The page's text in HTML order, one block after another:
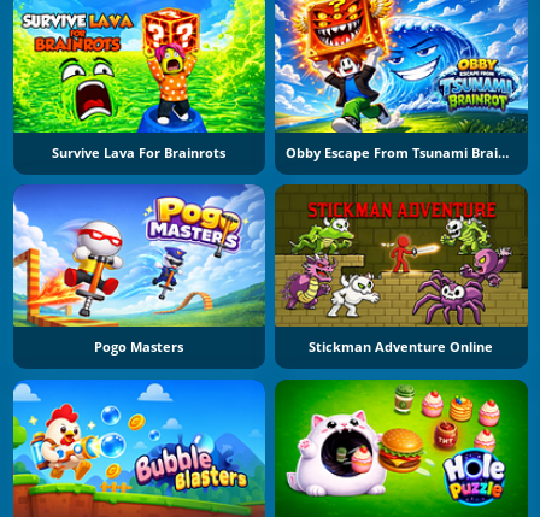
Survive Lava For Brainrots Obby Escape From Tsunami Brainrot
Pogo Masters Stickman Adventure Online